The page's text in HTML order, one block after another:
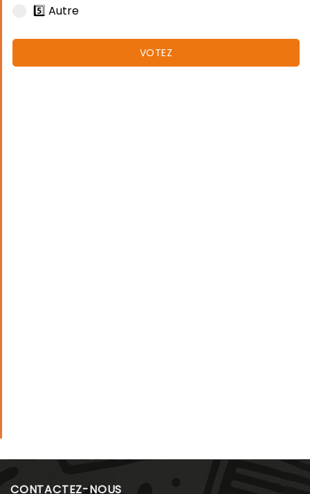
5️⃣ Autre
VOTEZ
CONTACTEZ-NOUS